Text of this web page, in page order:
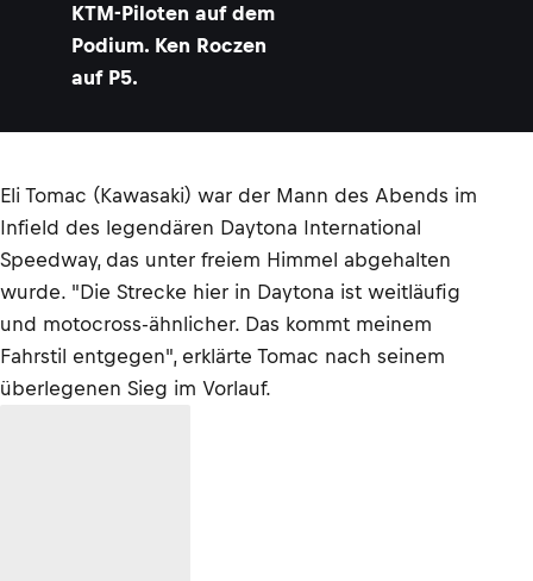
KTM-Piloten auf dem
Podium. Ken Roczen
auf P5.
Eli Tomac (Kawasaki) war der Mann des Abends im
Infield des legendären Daytona International
Speedway, das unter freiem Himmel abgehalten
wurde. "Die Strecke hier in Daytona ist weitläufig
und motocross-ähnlicher. Das kommt meinem
Fahrstil entgegen", erklärte Tomac nach seinem
überlegenen Sieg im Vorlauf.